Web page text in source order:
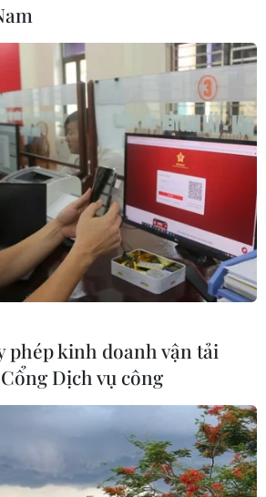
chủ trương đầu tư
phép kinh doanh vận tải
Dịch vụ công